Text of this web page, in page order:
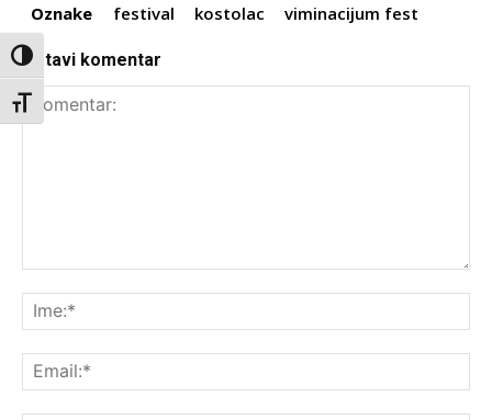
Toggle High Contrast
Toggle Font size
Oznake festival kostolac viminacijum fest
Ostavi komentar